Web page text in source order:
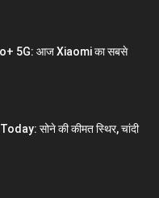
5G: आज Xiaomi का सबसे
सोने की कीमत स्थिर, चांदी